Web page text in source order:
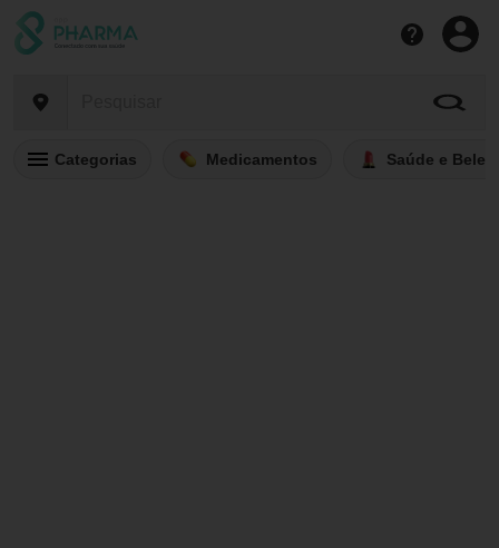
Categorias Medicamentos Saúde e